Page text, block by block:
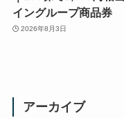
イングループ商品券
2026年8月3日
アーカイブ